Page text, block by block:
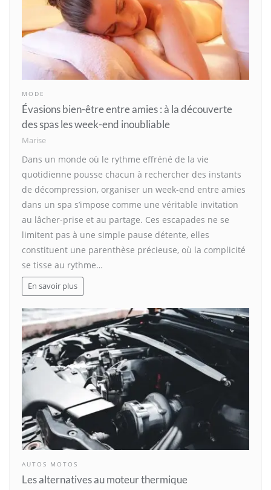
MODE
Évasions bien-être entre amies : à la découverte
des spas les week-end inoubliable
Marise
Dans un monde où le rythme effréné de la vie
quotidienne pousse chacun à rechercher des instants
de décompression, organiser un week-end entre amies
dans un spa s’impose comme une véritable invitation
au lâcher-prise et au partage. Ces escapades ne se
limitent pas à une simple pause détente, elles
constituent une parenthèse précieuse, où la complicité
se tisse au rythme…
En savoir plus
AUTOS MOTOS
Les alternatives au moteur thermique